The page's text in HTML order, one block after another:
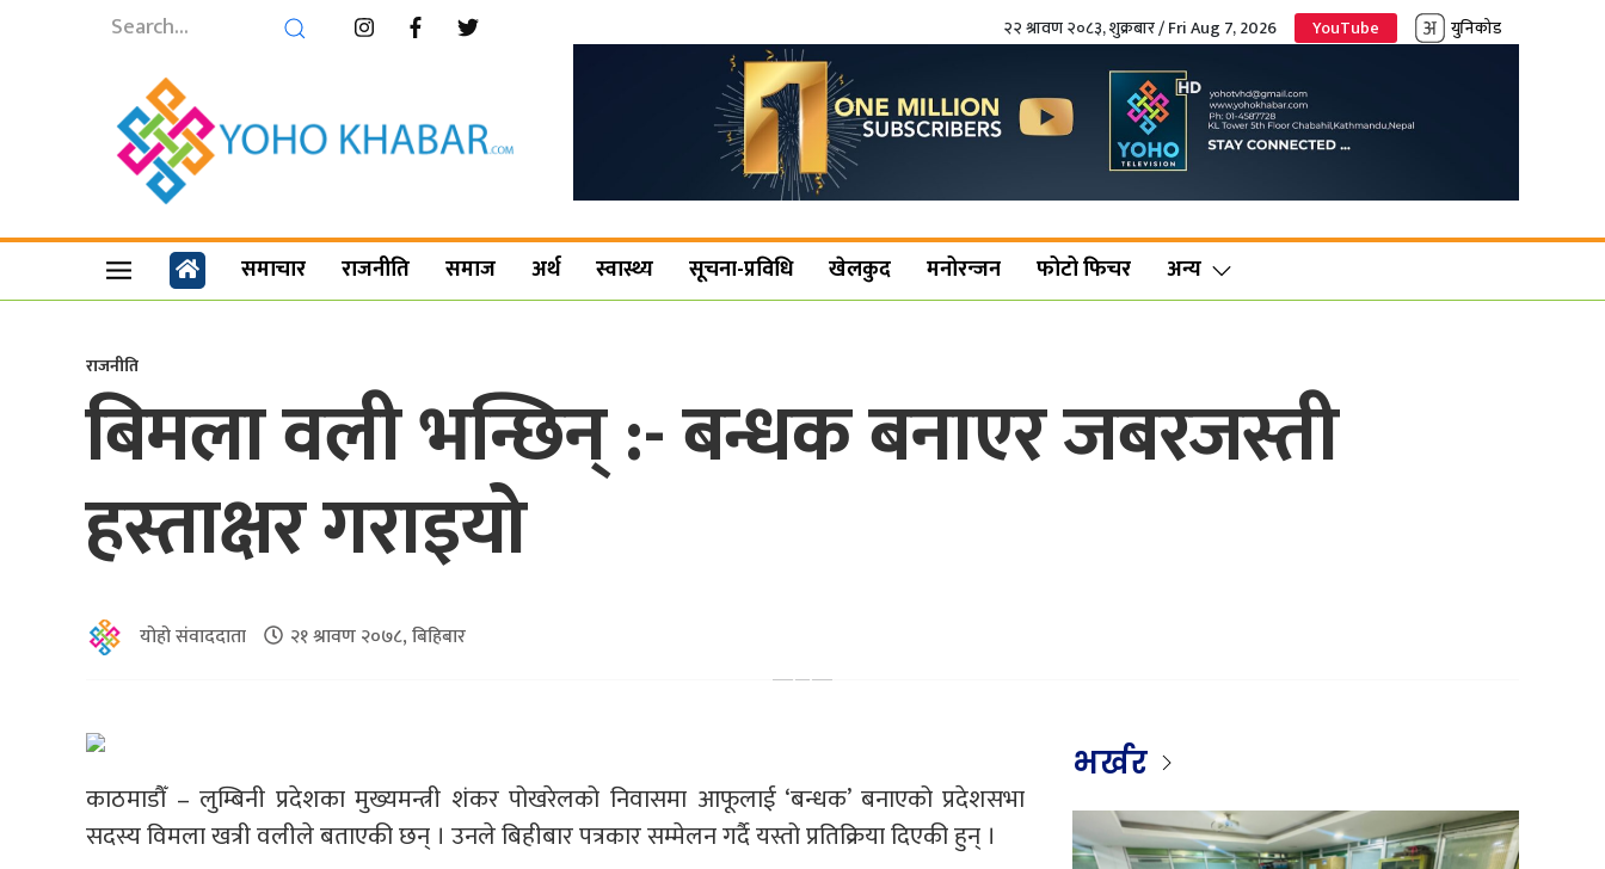
२२ श्रावण २०८३, शुक्रबार / Fri Aug 7, 2026 YouTube युनिकोड
समाचार राजनीति समाज अर्थ स्वास्थ्य सूचना-प्रविधि खेलकुद मनोरन्जन फोटो फिचर अन्य
राजनीति
बिमला वली भन्छिन् :- बन्धक बनाएर जबरजस्ती
हस्ताक्षर गराइयो
योहो संवाददाता २१ श्रावण २०७८, बिहिबार
काठमाडौँ – लुम्बिनी प्रदेशका मुख्यमन्त्री शंकर पोखरेलको निवासमा आफूलाई ‘बन्धक’ बनाएको प्रदेशसभा
सदस्य विमला खत्री वलीले बताएकी छन् । उनले बिहीबार पत्रकार सम्मेलन गर्दै यस्तो प्रतिक्रिया दिएकी हुन् ।
भर्खर